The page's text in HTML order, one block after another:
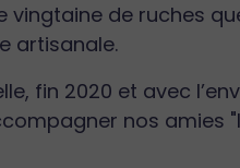
vingtaine de ruches
artisanale.
fin 2020 et avec
nos amies